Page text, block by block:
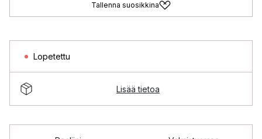
Tallenna suosikkina
Lopetettu
Lisää tietoa